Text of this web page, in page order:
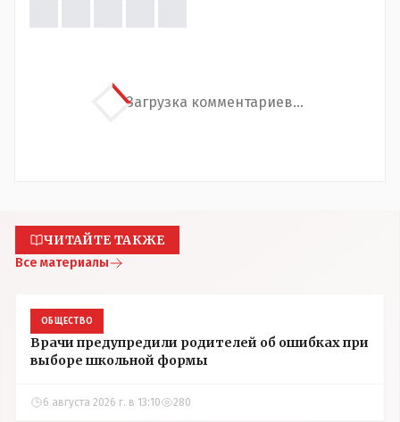
Загрузка комментариев...
ЧИТАЙТЕ ТАКЖЕ
Все материалы
ОБЩЕСТВО
Врачи предупредили родителей об ошибках при
выборе школьной формы
6 августа 2026 г. в 13:10 280